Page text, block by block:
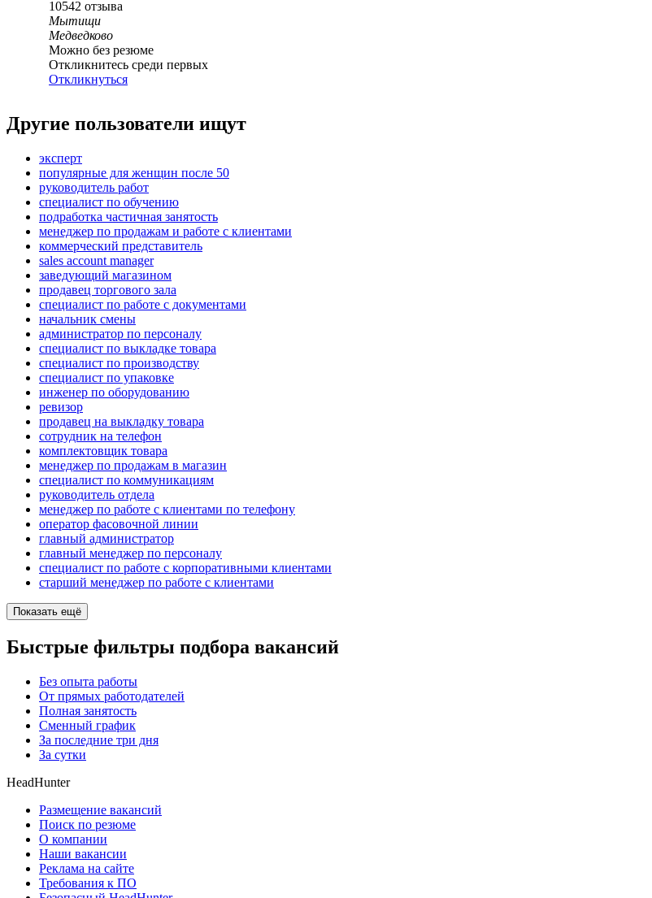
10542 отзыва
Мытищи
Медведково
Можно без резюме
Откликнитесь среди первых
Откликнуться
Другие пользователи ищут
эксперт
популярные для женщин после 50
руководитель работ
специалист по обучению
подработка частичная занятость
менеджер по продажам и работе с клиентами
коммерческий представитель
sales account manager
заведующий магазином
продавец торгового зала
специалист по работе с документами
начальник смены
администратор по персоналу
специалист по выкладке товара
специалист по производству
специалист по упаковке
инженер по оборудованию
ревизор
продавец на выкладку товара
сотрудник на телефон
комплектовщик товара
менеджер по продажам в магазин
специалист по коммуникациям
руководитель отдела
менеджер по работе с клиентами по телефону
оператор фасовочной линии
главный администратор
главный менеджер по персоналу
специалист по работе с корпоративными клиентами
старший менеджер по работе с клиентами
Показать ещё
Быстрые фильтры подбора вакансий
Без опыта работы
От прямых работодателей
Полная занятость
Сменный график
За последние три дня
За сутки
HeadHunter
Размещение вакансий
Поиск по резюме
О компании
Наши вакансии
Реклама на сайте
Требования к ПО